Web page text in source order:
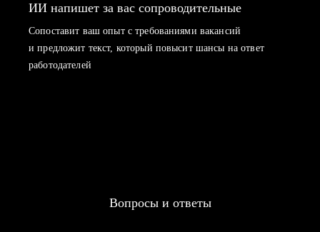
ИИ напишет за вас сопроводительные
Сопоставит ваш опыт с требованиями вакансий
и предложит текст, который повысит шансы на ответ
работодателей
Вопросы и ответы